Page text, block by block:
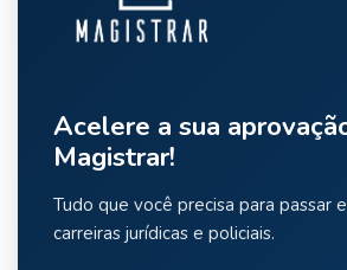
Acelere a sua
Magistrar!
Tudo que você precisa para passar
carreiras jurídicas e policiais.